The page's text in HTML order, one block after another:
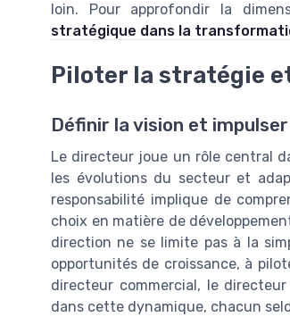
loin. Pour approfondir la
stratégique dans la
Piloter la stratégie
Définir la vision et
Le directeur joue un rôle central
les évolutions du secteur et
responsabilité implique de
choix en matière de
direction ne se limite pas à la
opportunités de croissance, à
directeur commercial, le
dans cette dynamique, chacun